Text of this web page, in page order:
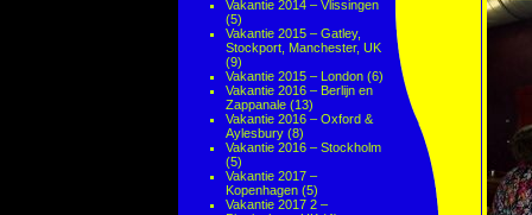
Vakantie 2014 – Vlissingen
(5)
Vakantie 2015 – Gatley,
Stockport, Manchester, UK
(9)
Vakantie 2015 – London (6)
Vakantie 2016 – Berlijn en
Zappanale (13)
Vakantie 2016 – Oxford &
Aylesbury (8)
Vakantie 2016 – Stockholm
(5)
Vakantie 2017 –
Kopenhagen (5)
Vakantie 2017 2 –